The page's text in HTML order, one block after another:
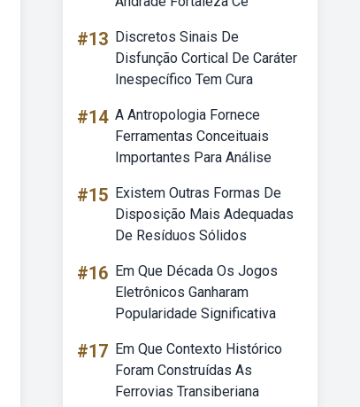
#13 Discretos Sinais De
Disfunção Cortical De Caráter
Inespecífico Tem Cura
#14 A Antropologia Fornece
Ferramentas Conceituais
Importantes Para Análise
#15 Existem Outras Formas De
Disposição Mais Adequadas
De Resíduos Sólidos
#16 Em Que Década Os Jogos
Eletrônicos Ganharam
Popularidade Significativa
#17 Em Que Contexto Histórico
Foram Construídas As
Ferrovias Transiberiana